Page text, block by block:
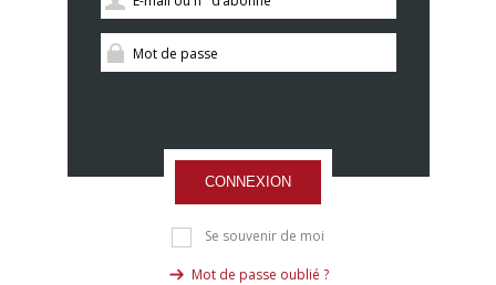
CONNEXION
Se souvenir de moi
Mot de passe oublié ?